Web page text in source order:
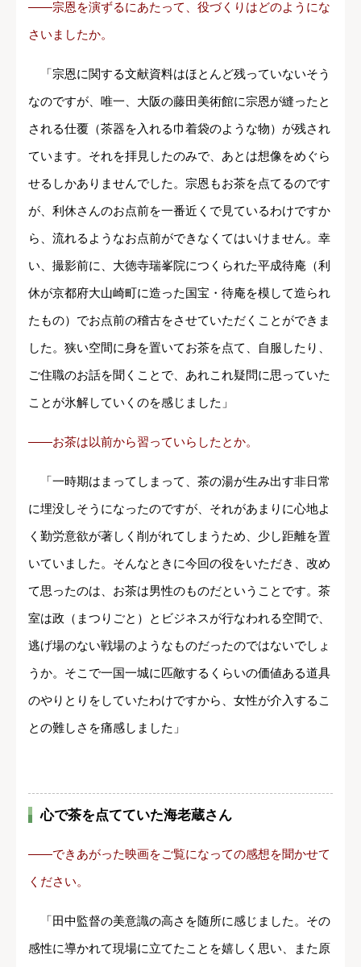
――宗恩を演ずるにあたって、役づくりはどのようにな
さいましたか。
「宗恩に関する文献資料はほとんど残っていないそう
なのですが、唯一、大阪の藤田美術館に宗恩が縫ったと
される仕覆（茶器を入れる巾着袋のような物）が残され
ています。それを拝見したのみで、あとは想像をめぐら
せるしかありませんでした。宗恩もお茶を点てるのです
が、利休さんのお点前を一番近くで見ているわけですか
ら、流れるようなお点前ができなくてはいけません。幸
い、撮影前に、大徳寺瑞峯院につくられた平成待庵（利
休が京都府大山崎町に造った国宝・待庵を模して造られ
たもの）でお点前の稽古をさせていただくことができま
した。狭い空間に身を置いてお茶を点て、自服したり、
ご住職のお話を聞くことで、あれこれ疑問に思っていた
ことが氷解していくのを感じました」
――お茶は以前から習っていらしたとか。
「一時期はまってしまって、茶の湯が生み出す非日常
に埋没しそうになったのですが、それがあまりに心地よ
く勤労意欲が著しく削がれてしまうため、少し距離を置
いていました。そんなときに今回の役をいただき、改め
て思ったのは、お茶は男性のものだということです。茶
室は政（まつりごと）とビジネスが行なわれる空間で、
逃げ場のない戦場のようなものだったのではないでしょ
うか。そこで一国一城に匹敵するくらいの価値ある道具
のやりとりをしていたわけですから、女性が介入するこ
との難しさを痛感しました」
心で茶を点てていた海老蔵さん
――できあがった映画をご覧になっての感想を聞かせて
ください。
「田中監督の美意識の高さを随所に感じました。その
感性に導かれて現場に立てたことを嬉しく思い、また原